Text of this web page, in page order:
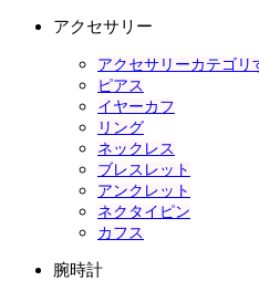
アクセサリー
アクセサリーカテゴリ
ピアス
イヤーカフ
リング
ネックレス
ブレスレット
アンクレット
ネクタイピン
カフス
腕時計